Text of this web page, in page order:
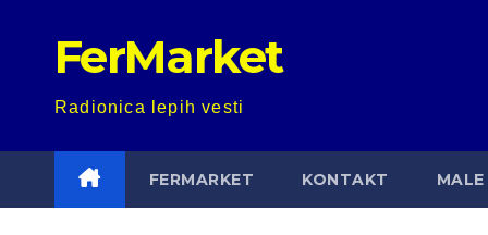
FerMarket
Radionica lepih vesti
FERMARKET KONTAKT MALE